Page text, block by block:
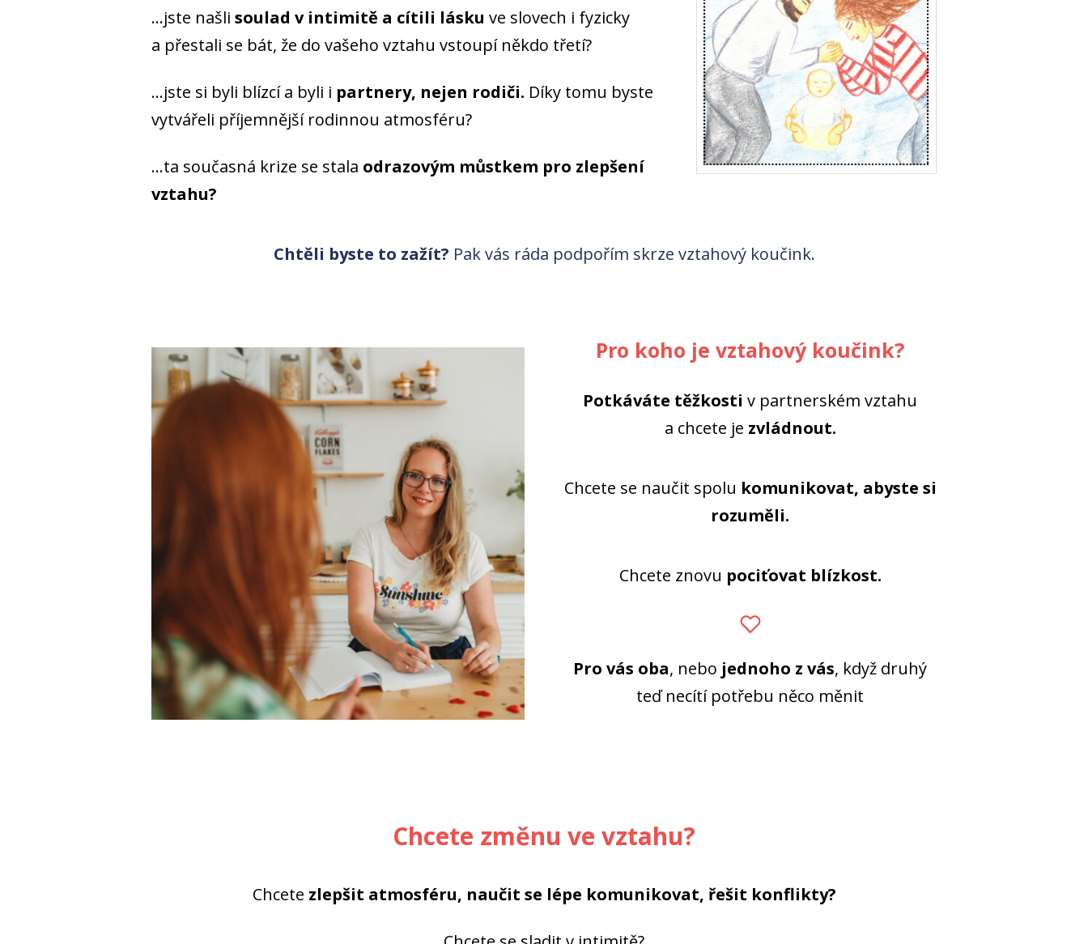
...jste našli soulad v intimitě a cítili lásku ve slovech i fyzicky
a přestali se bát, že do vašeho vztahu vstoupí někdo třetí?
...jste si byli blízcí a byli i partnery, nejen rodiči. Díky tomu byste
vytvářeli příjemnější rodinnou atmosféru?
...ta současná krize se stala odrazovým můstkem pro zlepšení
vztahu?
Chtěli byste to zažít? Pak vás ráda podpořím skrze vztahový koučink.
Pro koho je vztahový koučink?
Potkáváte těžkosti v partnerském vztahu
a chcete je zvládnout.
Chcete se naučit spolu komunikovat, abyste si
rozuměli.
Chcete znovu pociťovat blízkost.
Pro vás oba, nebo jednoho z vás, když druhý
teď necítí potřebu něco měnit
Chcete změnu ve vztahu?
Chcete zlepšit atmosféru, naučit se lépe komunikovat, řešit konflikty?